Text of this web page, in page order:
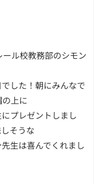
ル校教務部のシモン
した！朝にみんなで
上に
プレゼントしまし
そうな
生は喜んでくれまし